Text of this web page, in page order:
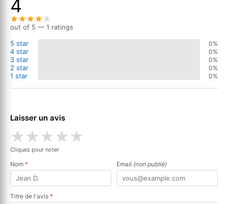
4
out of 5 — 1 ratings
5 star
0%
4 star 0%
3 star 0%
2 star 0%
1 star 0%
Laisser un avis
★★★★★
Cliquez pour noter
Nom * Email (non publié)
Titre de l'avis *